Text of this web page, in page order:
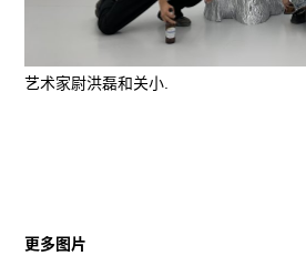
艺术家尉洪磊和关小.
更多图片